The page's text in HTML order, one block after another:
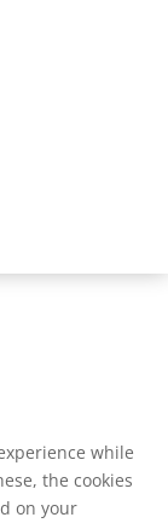
while
the cookies
on your